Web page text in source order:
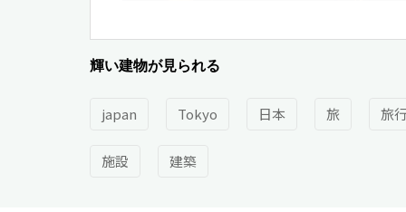
輝い建物が見られる
japan Tokyo 日本 旅 旅
施設 建築